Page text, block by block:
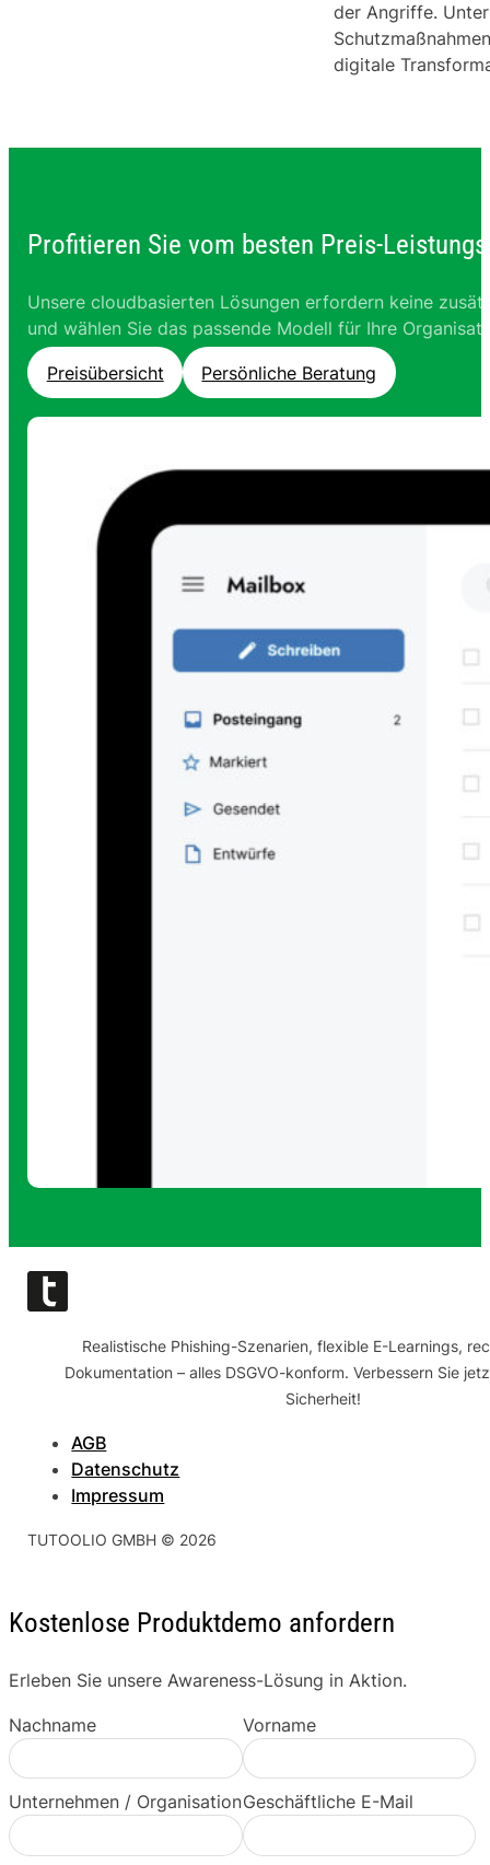
der Angriffe.
digitale
Profitieren Sie vom besten Preis-
Unsere cloudbasierten Lösungen erfordern keine
und wählen Sie das passende Modell für Ihre
Preisübersicht Persönliche Beratung
Realistische Phishing-Szenarien, flexible E-Learnings,
Dokumentation – alles DSGVO-konform. Verbessern Sie
Sicherheit!
AGB
Datenschutz
Impressum
TUTOOLIO GMBH © 2026
Kostenlose Produktdemo anfordern
Erleben Sie unsere Awareness-Lösung in Aktion.
Nachname Vorname
Unternehmen / OrganisationGeschäftliche E-Mail